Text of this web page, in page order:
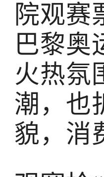
院观
巴黎奥
火热氛
潮，也
貌，消